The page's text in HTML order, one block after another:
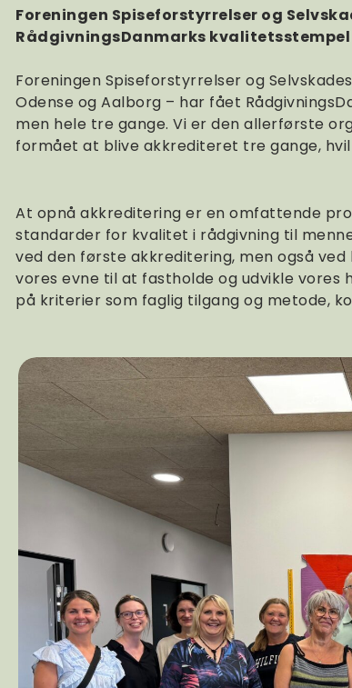
Foreningen Spiseforstyrrelser og
RådgivningsDanmarks
Foreningen Spiseforstyrrelser og
Odense og Aalborg – har fået
men hele tre gange. Vi er den allerførste
formået at blive akkrediteret tre gange,
At opnå akkreditering er en omfattende
standarder for kvalitet i rådgivning til
ved den første akkreditering, men også
vores evne til at fastholde og udvikle
på kriterier som faglig tilgang og metode,